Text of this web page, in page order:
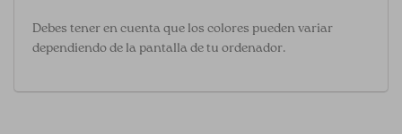
Debes tener en cuenta que los colores pueden variar
dependiendo de la pantalla de tu ordenador.